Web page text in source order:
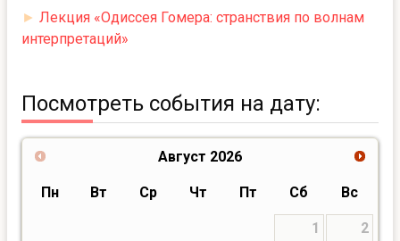
► Лекция «Одиссея Гомера: странствия по волнам
интерпретаций»
Посмотреть события на дату:
Август 2026
Пн Вт Ср Чт Пт Сб Вс
1
2